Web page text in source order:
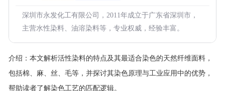
深圳市永发化工有限公司，2011年成立于广东省深圳市，
主营水性染料、油溶染料等，专业权威，经验丰富。
介绍： 本文解析活性染料的特点及其最适合染色的天然纤维面料，
包括棉、麻、丝、毛等，并探讨其染色原理与工业应用中的优势，
帮助读者了解染色工艺的匹配逻辑。